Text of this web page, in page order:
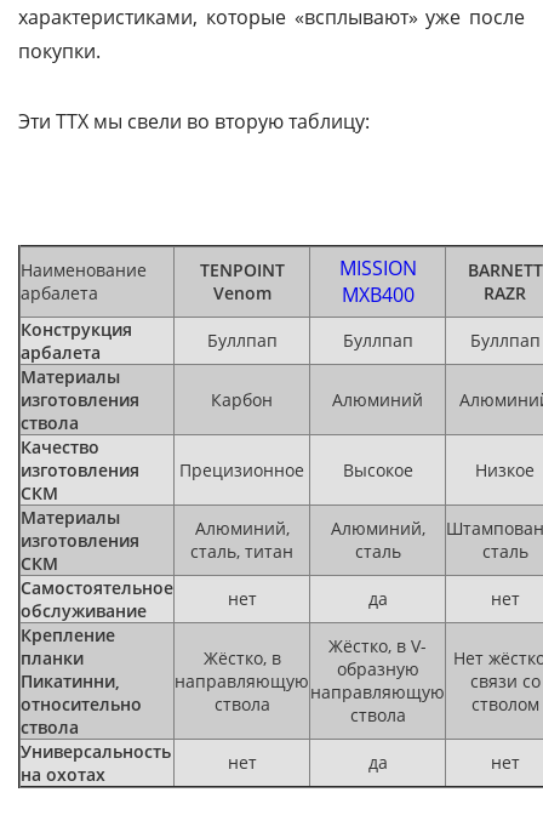
характеристиками, которые «всплывают» уже после
покупки.
Эти ТТХ мы свели во вторую таблицу:
Наименование
арбалета
TENPOINT
Venom
MISSION
MXB400
BARNETT
RAZR
Конструкция
арбалета
Буллпап Буллпап
Буллпап
Материалы
изготовления
ствола
Карбон Алюминий
Качество
изготовления
СКМ
Прецизионное Высокое Низкое
Материалы
изготовления
СКМ
Алюминий,
сталь, титан
Алюминий,
сталь
сталь
Самостоятельное
обслуживание
нет да
нет
Крепление
планки
Пикатинни,
относительно
ствола
Жёстко, в
направляющую
ствола
Жёстко, в V-
образную
направляющую
ствола
Нет
связи со
стволом
Универсальность
на охотах
нет да нет